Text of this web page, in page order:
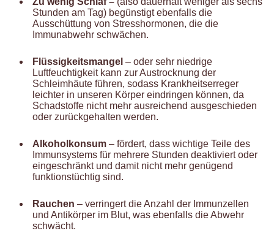
Stunden am Tag) begünstigt ebenfalls die
Ausschüttung von Stresshormonen, die die
Immunabwehr schwächen.
Flüssigkeitsmangel – oder sehr niedrige
Luftfeuchtigkeit kann zur Austrocknung der
Schleimhäute führen, sodass Krankheitserreger
leichter in unseren Körper eindringen können, da
Schadstoffe nicht mehr ausreichend ausgeschieden
oder zurückgehalten werden.
Alkoholkonsum – fördert, dass wichtige Teile des
Immunsystems für mehrere Stunden deaktiviert oder
eingeschränkt und damit nicht mehr genügend
funktionstüchtig sind.
Rauchen – verringert die Anzahl der Immunzellen
und Antikörper im Blut, was ebenfalls die Abwehr
schwächt.